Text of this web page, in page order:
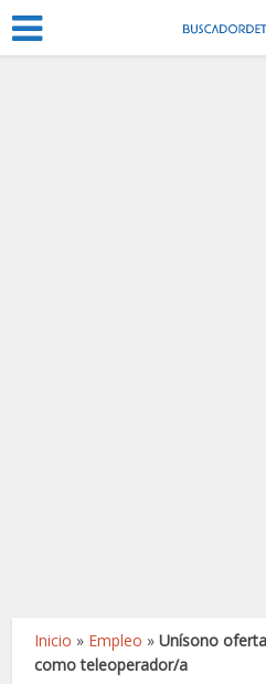
Inicio » Empleo »Unísono
como teleoperador/a